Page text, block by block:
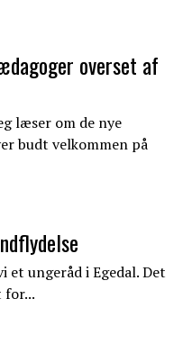
overset af
læser om de nye
budt velkommen på
et ungeråd i Egedal. Det
for...